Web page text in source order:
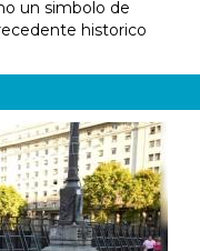
un simbolo de
historico